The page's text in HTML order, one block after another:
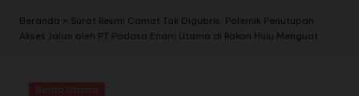
Beranda » Surat Resmi Camat Tak Digubris, Polemik Penutupan
Akses Jalan oleh PT Padasa Enam Utama di Rokan Hulu Menguat